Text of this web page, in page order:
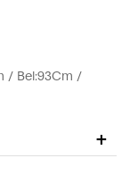
/ Bel:93Cm /